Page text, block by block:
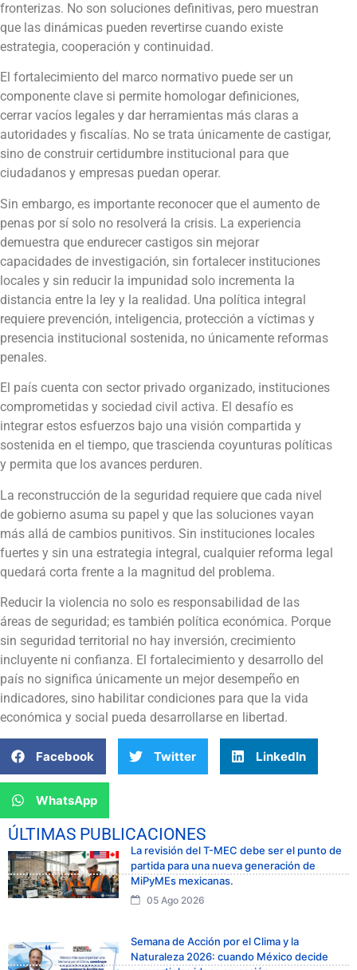
fronterizas. No son soluciones definitivas, pero muestran
que las dinámicas pueden revertirse cuando existe
estrategia, cooperación y continuidad.
El fortalecimiento del marco normativo puede ser un
componente clave si permite homologar definiciones,
cerrar vacíos legales y dar herramientas más claras a
autoridades y fiscalías. No se trata únicamente de castigar,
sino de construir certidumbre institucional para que
ciudadanos y empresas puedan operar.
Sin embargo, es importante reconocer que el aumento de
penas por sí solo no resolverá la crisis. La experiencia
demuestra que endurecer castigos sin mejorar
capacidades de investigación, sin fortalecer instituciones
locales y sin reducir la impunidad solo incrementa la
distancia entre la ley y la realidad. Una política integral
requiere prevención, inteligencia, protección a víctimas y
presencia institucional sostenida, no únicamente reformas
penales.
El país cuenta con sector privado organizado, instituciones
comprometidas y sociedad civil activa. El desafío es
integrar estos esfuerzos bajo una visión compartida y
sostenida en el tiempo, que trascienda coyunturas políticas
y permita que los avances perduren.
La reconstrucción de la seguridad requiere que cada nivel
de gobierno asuma su papel y que las soluciones vayan
más allá de cambios punitivos. Sin instituciones locales
fuertes y sin una estrategia integral, cualquier reforma legal
quedará corta frente a la magnitud del problema.
Reducir la violencia no solo es responsabilidad de las
áreas de seguridad; es también política económica. Porque
sin seguridad territorial no hay inversión, crecimiento
incluyente ni confianza. El fortalecimiento y desarrollo del
país no significa únicamente un mejor desempeño en
indicadores, sino habilitar condiciones para que la vida
económica y social pueda desarrollarse en libertad.
Facebook Twitter LinkedIn
WhatsApp
ÚLTIMAS PUBLICACIONES
La revisión del T-MEC debe ser el punto de
partida para una nueva generación de
MiPyMEs mexicanas.
05 Ago 2026
Semana de Acción por el Clima y la
Naturaleza 2026: cuando México decide